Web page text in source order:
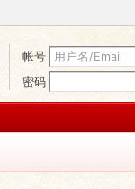
帐号
密码